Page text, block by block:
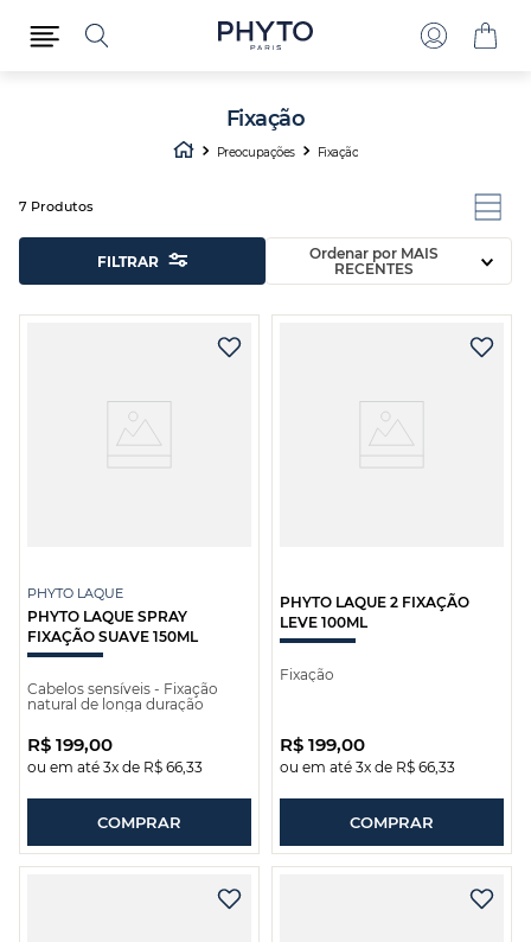
Fixação
Preocupações Fixação
7 Produtos
FILTRAR Ordenar por MAIS
RECENTES
PHYTO LAQUE
PHYTO LAQUE SPRAY
FIXAÇÃO SUAVE 150ML
Cabelos sensíveis - Fixação
natural de longa duração
R$ 199,00
ou em até 3x de R$ 66,33
COMPRAR
PHYTO LAQUE 2 FIXAÇÃO
LEVE 100ML
Fixação
R$ 199,00
ou em até 3x de R$ 66,33
COMPRAR